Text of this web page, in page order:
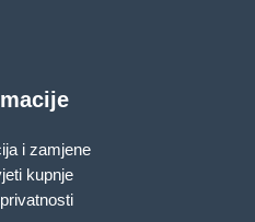
i zamjene
kupnje